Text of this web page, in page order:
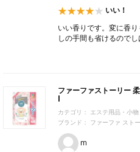
いい！
いい香りです。変に香
しの手間も省けるのでし
ファーファストーリー
l
カテゴリ： エステ用品・小物
ブランド： ファーファ スト
m